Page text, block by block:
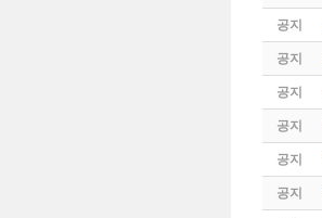
공지
공지
공지
공지
공지
공지